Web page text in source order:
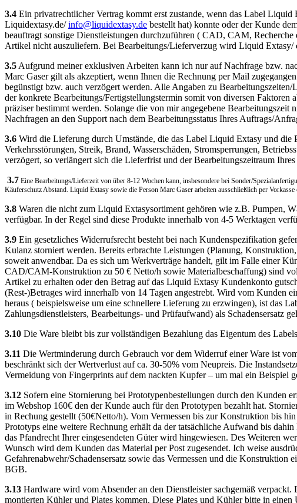
3.4 Ein privatrechtlicher Vertrag kommt erst zustande, wenn das Label
Liquidextasy.de/info@liquidextasy.de bestellt hat) konnte oder der Kunde
beauftragt sonstige Dienstleistungen durchzuführen ( CAD, CAM,
Artikel nicht auszuliefern. Bei Bearbeitungs/Lieferverzug wird Liquid Extasy/
3.5 Aufgrund meiner exklusiven Arbeiten kann ich nur auf Nachfrage bzw.
Marc Gaser gilt als akzeptiert, wenn Ihnen die Rechnung per Mail
begünstigt bzw. auch verzögert werden. Alle Angaben zu
der konkrete Bearbeitungs/Fertigstellungstermin somit von diversen
präziser bestimmt werden. Solange die von mir angegebene
Nachfragen an den Support nach dem Bearbeitungsstatus Ihres Auftrags/
3.6 Wird die Lieferung durch Umstände, die das Label Liquid Extasy und die
Verkehrsstörungen, Streik, Brand, Wasserschäden, Stromsperrungen,
verzögert, so verlängert sich die Lieferfrist und der Bearbeitungszeitraum
3.7 Eine Bearbeitungs/Lieferzeit von über 8-12 Wochen kann, insbesondere bei Sonder/
Käuferschutz Abstand. Liquid Extasy sowie die Person Marc Gaser arbeiten ausschließlich per
3.8 Waren die nicht zum Liquid Extasysortiment gehören wie z.B. Pumpen,
verfügbar. In der Regel sind diese Produkte innerhalb von 4-5 Werktagen
3.9 Ein gesetzliches Widerrufsrecht besteht bei nach Kundenspezifikation
Kulanz storniert werden. Bereits erbrachte Leistungen (Planung,
soweit anwendbar. Da es sich um Werkverträge handelt, gilt im Falle einer
CAD/CAM-Konstruktion zu 50 € Netto/h sowie Materialbeschaffung) sind
Artikel zu erhalten oder den Betrag auf das Liquid Extasy Kundenkonto
(Rest-)Betrages wird innerhalb von 14 Tagen angestrebt. Wird vom Kunden
heraus ( beispielsweise um eine schnellere Lieferung zu erzwingen), ist das
Zahlungsdienstleisters, Bearbeitungs- und Prüfaufwand) als Schadensersatz
3.10 Die Ware bleibt bis zur vollständigen Bezahlung das Eigentum des
3.11 Die Wertminderung durch Gebrauch vor dem Widerruf einer Ware ist
beschränkt sich der Wertverlust auf ca. 30-50% vom Neupreis. Die
Vermeidung von Fingerprints auf dem nackten Kupfer – um mal ein Beispiel
3.12 Sofern eine Stornierung bei Prototypenbestellungen durch den Kunden
im Webshop 160€ den der Kunde auch für den Prototypen bezahlt hat.
in Rechung gestellt (50€Netto/h). Vom Vermessen bis zur Konstruktion bis
Prototyps eine weitere Rechnung erhält da der tatsächliche Aufwand bis
das Pfandrecht Ihrer eingesendeten Güter wird hingewiesen. Des Weiteren
Wunsch wird dem Kunden das Material per Post zugesendet. Ich weise
Gefahrenabwehr/Schadensersatz sowie das Vermessen und die
BGB.
3.13 Hardware wird vom Absender an den Dienstleister sachgemäß
montierten Kühler und Plates kommen. Diese Plates und Kühler bitte in